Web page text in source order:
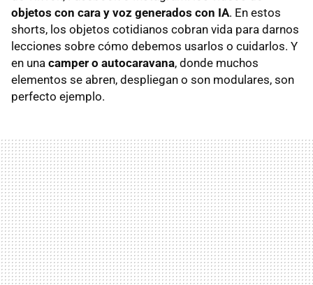
objetos con cara y voz generados con IA. En estos
shorts, los objetos cotidianos cobran vida para darnos
lecciones sobre cómo debemos usarlos o cuidarlos. Y
en una camper o autocaravana, donde muchos
elementos se abren, despliegan o son modulares, son
perfecto ejemplo.